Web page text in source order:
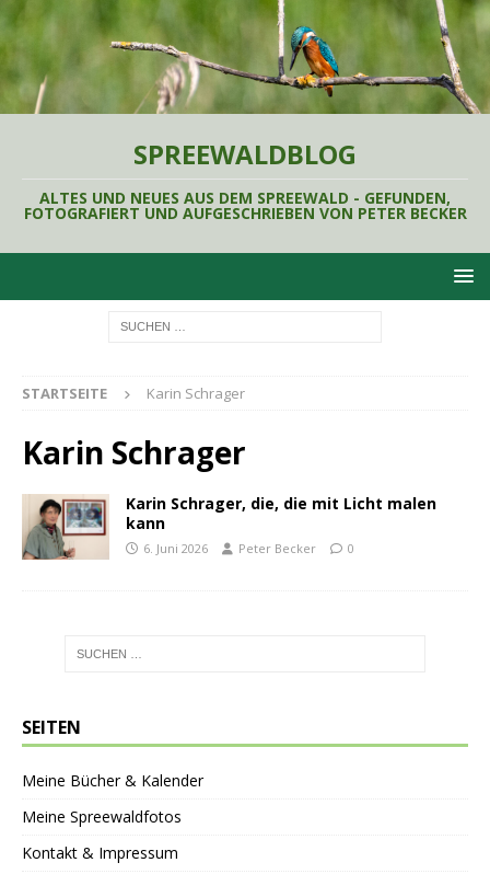
SPREEWALDBLOG
ALTES UND NEUES AUS DEM SPREEWALD - GEFUNDEN,
FOTOGRAFIERT UND AUFGESCHRIEBEN VON PETER BECKER
STARTSEITE Karin Schrager
Karin Schrager
Karin Schrager, die, die mit Licht malen
kann
6. Juni 2026 Peter Becker 0
SEITEN
Meine Bücher & Kalender
Meine Spreewaldfotos
Kontakt & Impressum